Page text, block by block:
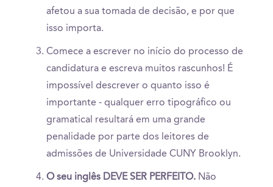
afetou a sua tomada de decisão, e por que
isso importa.
Comece a escrever no início do processo de
candidatura e escreva muitos rascunhos! É
impossível descrever o quanto isso é
importante - qualquer erro tipográfico ou
gramatical resultará em uma grande
penalidade por parte dos leitores de
admissões de Universidade CUNY Brooklyn.
O seu inglês DEVE SER PERFEITO. Não